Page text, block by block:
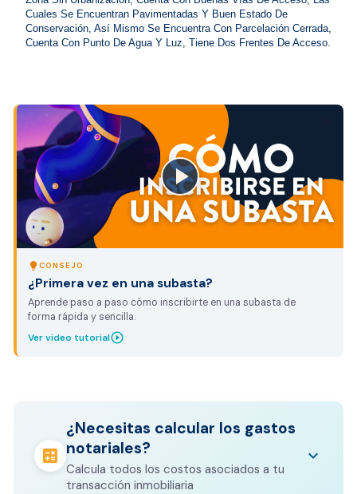
Cuales Se Encuentran Pavimentadas Y Buen Estado De
Conservación, Así Mismo Se Encuentra Con Parcelación Cerrada,
Cuenta Con Punto De Agua Y Luz, Tiene Dos Frentes De Acceso.
lightbulb CONSEJO
¿Primera vez en una subasta?
Aprende paso a paso cómo inscribirte en una subasta de
forma rápida y sencilla.
Ver video tutorialplay_circle_outline
calculate
¿Necesitas calcular los gastos
notariales?
Calcula todos los costos asociados a tu
transacción inmobiliaria
keyboard_arrow_down